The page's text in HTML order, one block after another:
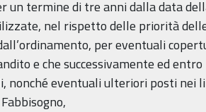
un termine di tre anni dalla data
nel rispetto delle priorità
per eventuali
e che successivamente ed
nonché eventuali ulteriori posti nei